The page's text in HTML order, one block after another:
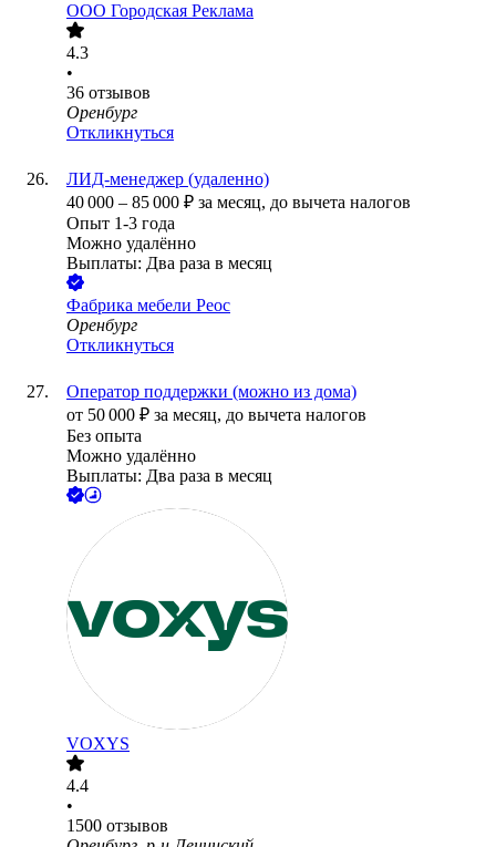
ООО Городская Реклама
4.3
•
36 отзывов
Оренбург
Откликнуться
ЛИД-менеджер (удаленно)
40 000 – 85 000 ₽ за месяц, до вычета налогов
Опыт 1-3 года
Можно удалённо
Выплаты: Два раза в месяц
Фабрика мебели Реос
Оренбург
Откликнуться
Оператор поддержки (можно из дома)
от 50 000 ₽ за месяц, до вычета налогов
Без опыта
Можно удалённо
Выплаты: Два раза в месяц
VOXYS
4.4
•
1500 отзывов